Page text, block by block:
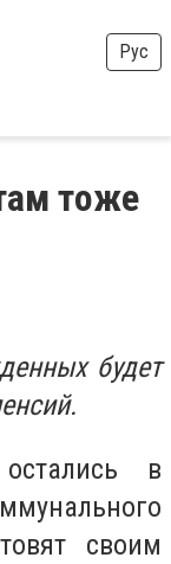
Рус
тоже
будет
в
своим